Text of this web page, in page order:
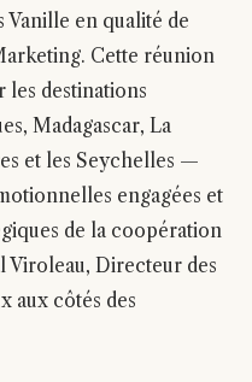
Vanille en qualité de
Cette réunion
les destinations
Madagascar, La
et les Seychelles —
engagées et
de la coopération
Viroleau, Directeur des
aux côtés des